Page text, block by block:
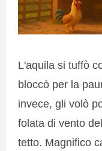
L'aquila si tuffò
bloccò per la
invece, gli volò
folata di vento
tetto. Magnifico